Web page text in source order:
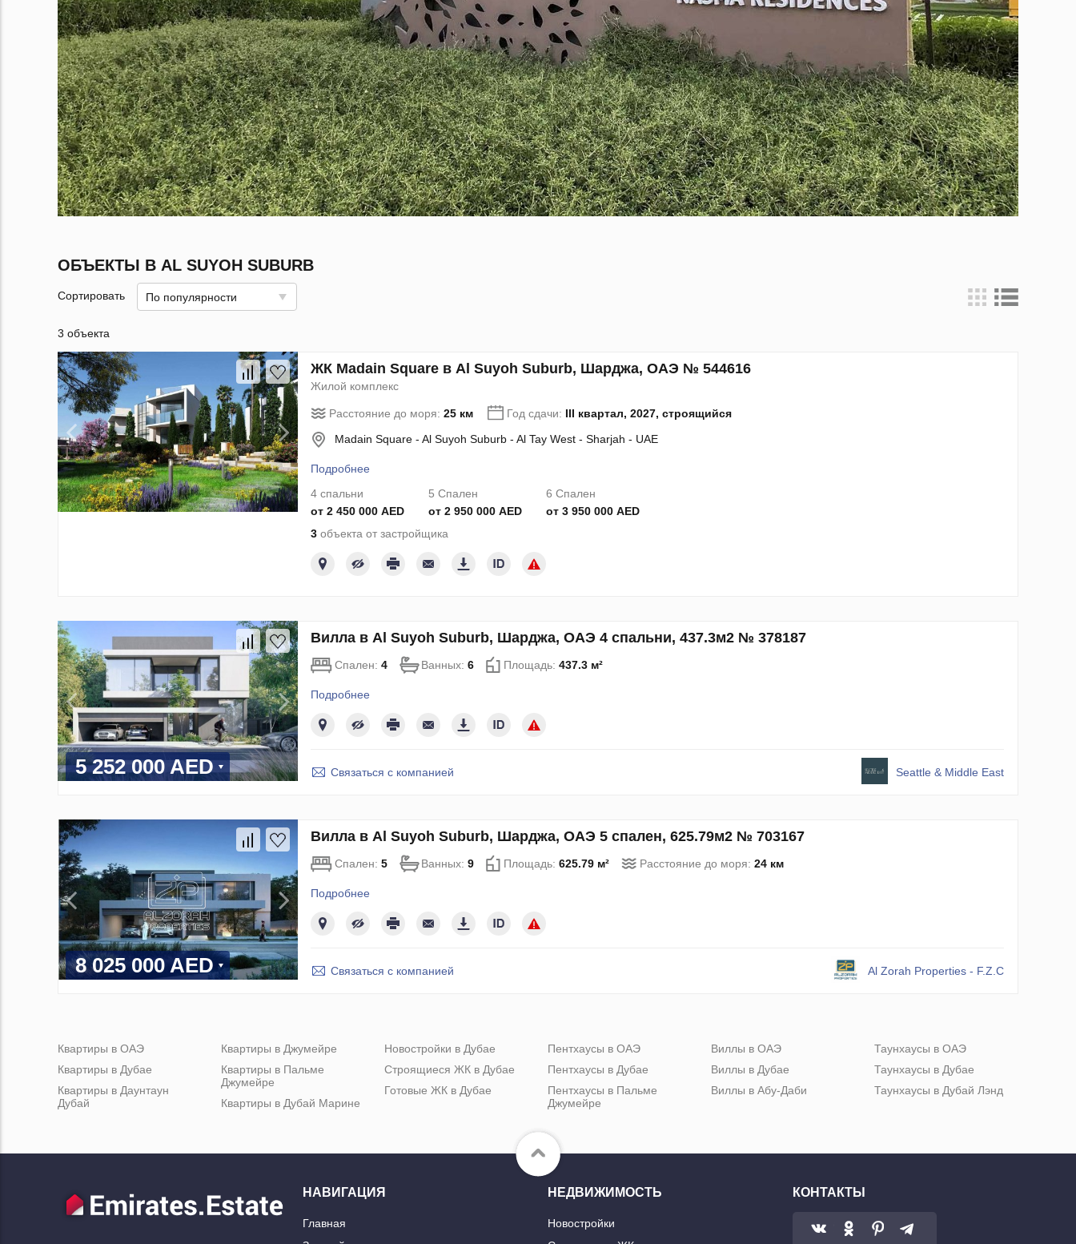
ОБЪЕКТЫ В AL SUYOH SUBURB
Сортировать По популярности
3 объекта
ЖК Madain Square в Al Suyoh Suburb, Шарджа, ОАЭ № 544616
Жилой комплекс
Расстояние до моря: 25 км Год сдачи: III квартал, 2027, строящийся
Madain Square - Al Suyoh Suburb - Al Tay West - Sharjah - UAE
Подробнее
4 спальни
от 2 450 000 AED
5 Спален
от 2 950 000 AED
6 Спален
от 3 950 000 AED
3объекта от застройщика
5 252 000 AED
Вилла в Al Suyoh Suburb, Шарджа, ОАЭ 4 спальни, 437.3м2 № 378187
Спален: 4 Ванных: 6 Площадь: 437.3 м²
Подробнее
Связаться с компанией Seattle & Middle East
8 025 000 AED
Вилла в Al Suyoh Suburb, Шарджа, ОАЭ 5 спален, 625.79м2 № 703167
Спален: 5 Ванных: 9 Площадь: 625.79 м² Расстояние до моря: 24 км
Подробнее
Связаться с компанией Al Zorah Properties - F.Z.C
Квартиры в ОАЭ
Квартиры в Дубае
Квартиры в Даунтаун
Дубай
Квартиры в Джумейре
Квартиры в Пальме
Джумейре
Квартиры в Дубай Марине
Новостройки в Дубае
Строящиеся ЖК в Дубае
Готовые ЖК в Дубае
Пентхаусы в ОАЭ
Пентхаусы в Дубае
Пентхаусы в Пальме
Джумейре
Виллы в ОАЭ
Виллы в Дубае
Виллы в Абу-Даби
Таунхаусы в ОАЭ
Таунхаусы в Дубае
Таунхаусы в Дубай Лэнд
НАВИГАЦИЯ
Главная
НЕДВИЖИМОСТЬ
Новостройки
КОНТАКТЫ